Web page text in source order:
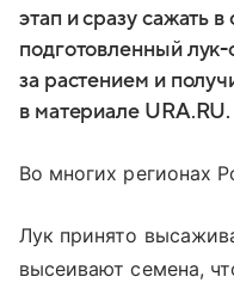
этап и сразу сажать
подготовленный
за растением и
в материале URA.RU.
Во многих регионах
Лук принято
высеивают семена,